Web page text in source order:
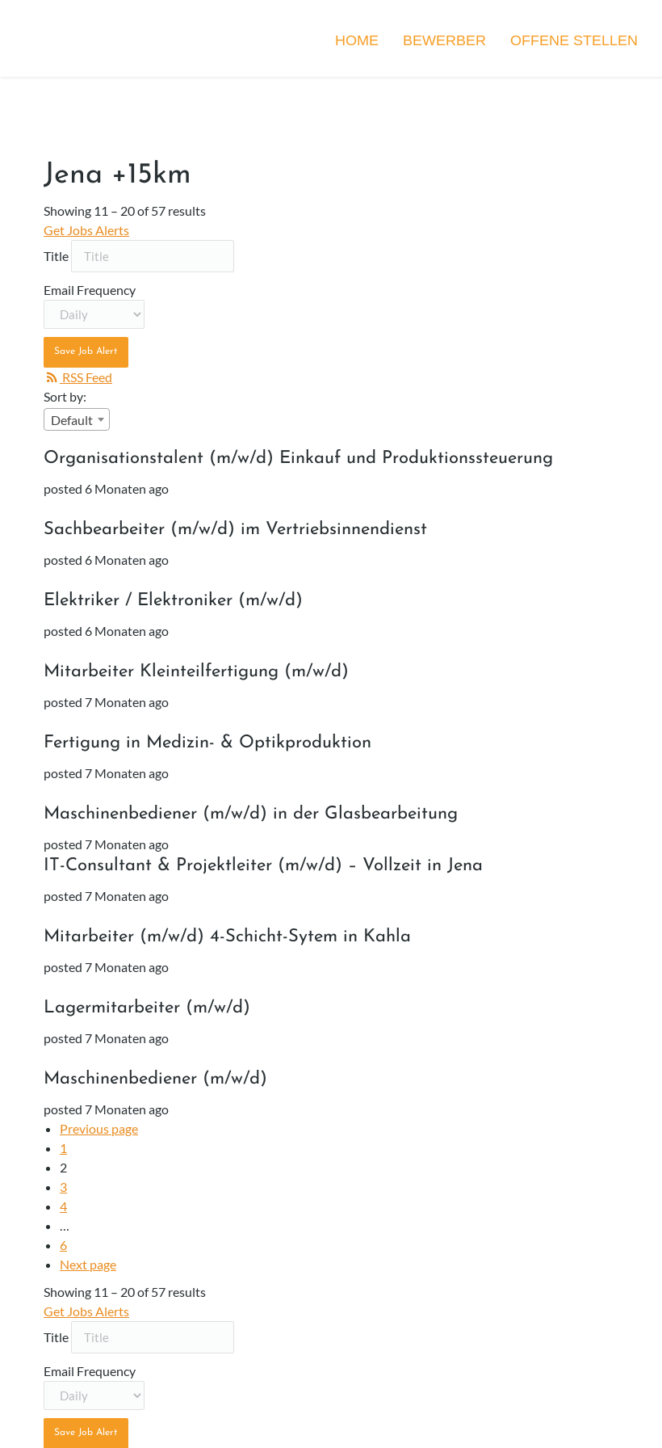
HOME BEWERBER OFFENE STELLEN
Jena +15km
Showing 11 – 20of 57 results
Get Jobs Alerts
Title
Email Frequency
Save Job Alert
RSS Feed
Sort by:
Default
Organisationstalent (m/w/d) Einkauf und Produktionssteuerung
posted 6 Monaten ago
Sachbearbeiter (m/w/d) im Vertriebsinnendienst
posted 6 Monaten ago
Elektriker / Elektroniker (m/w/d)
posted 6 Monaten ago
Mitarbeiter Kleinteilfertigung (m/w/d)
posted 7 Monaten ago
Fertigung in Medizin- & Optikproduktion
posted 7 Monaten ago
Maschinenbediener (m/w/d) in der Glasbearbeitung
posted 7 Monaten ago
IT-Consultant & Projektleiter (m/w/d) – Vollzeit in Jena
posted 7 Monaten ago
Mitarbeiter (m/w/d) 4-Schicht-Sytem in Kahla
posted 7 Monaten ago
Lagermitarbeiter (m/w/d)
posted 7 Monaten ago
Maschinenbediener (m/w/d)
posted 7 Monaten ago
Previous page
1
2
3
4
…
6
Next page
Showing 11 – 20of 57 results
Get Jobs Alerts
Title
Email Frequency
Save Job Alert